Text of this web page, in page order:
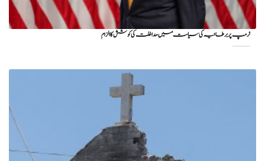
ٹرمپ پر برطانیہ کی سیاست میں مداخلت کی کوشش کا الزام